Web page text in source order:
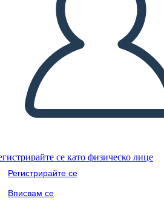
се като физическо лице
Регистрирайте се
Вписвам се